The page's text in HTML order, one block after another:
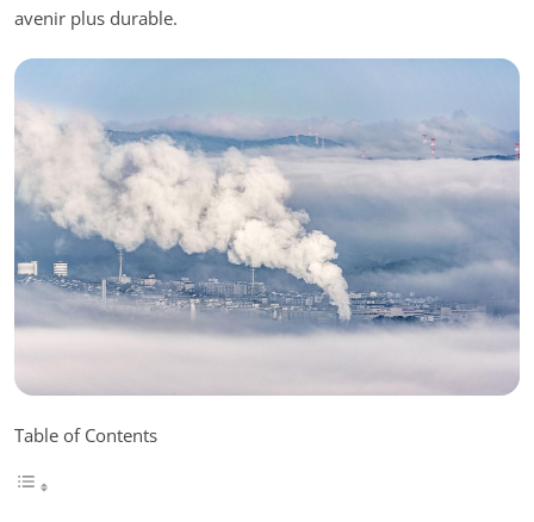
avenir plus durable.
Table of Contents